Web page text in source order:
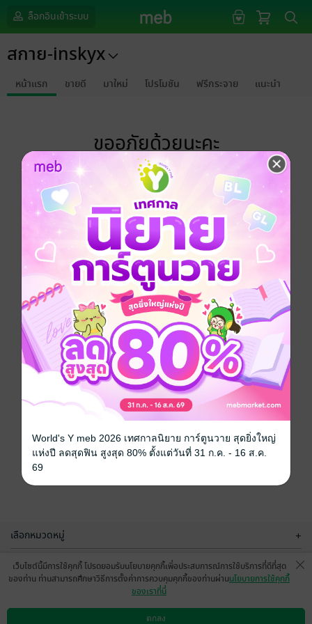
ล็อกอินเข้าระบบ
สกาย-inskyx
หน้าแรก ขายดี มาใหม่ โปรโมชัน ฟรีกระจาย แนะนำ
ขออภัยด้วยนะคะ
ไม่พบข้อมูลในหัวข้อที่คุณกำลังชมค่ะ
เลือกหมวดหมู่ +
บริการช่วยเหลือ +
เว็บไซต์นี้มีการใช้คุกกี้ โปรดยอมรับนโยบายคุกกี้เพื่อประสบการณ์การใช้บริการที่ดีที่สุด
ของท่าน ท่านสามารถศึกษาวิธีการตั้งค่าการควบคุมคุกกี้ของท่านผ่านนโยบายการใช้คุกกี้
ของเราที่นี่
ตกลง
World's Y meb 2026 เทศกาลนิยาย การ์ตูนวาย สุดยิ่งใหญ่
แห่งปี ลดสุดฟิน สูงสุด 80% ตั้งแต่วันที่ 31 ก.ค. - 16 ส.ค.
69